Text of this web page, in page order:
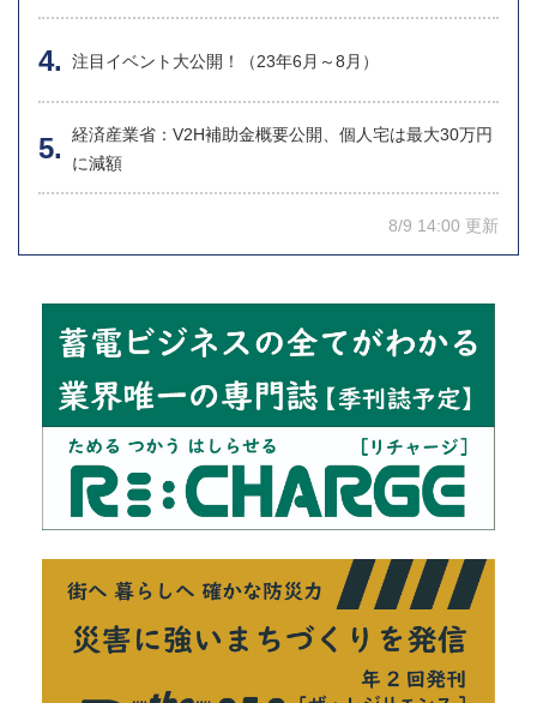
注目イベント大公開！（23年6月～8月）
経済産業省：V2H補助金概要公開、個人宅は最大30万円
に減額
8/9 14:00 更新